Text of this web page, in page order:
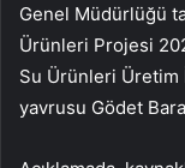
Genel Müdürlüğü
Ürünleri Projesi
Su Ürünleri Üretim
yavrusu Gödet